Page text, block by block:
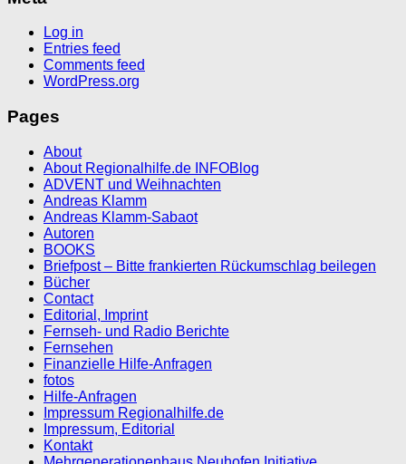
Log in
Entries feed
Comments feed
WordPress.org
Pages
About
About Regionalhilfe.de INFOBlog
ADVENT und Weihnachten
Andreas Klamm
Andreas Klamm-Sabaot
Autoren
BOOKS
Briefpost – Bitte frankierten Rückumschlag beilegen
Bücher
Contact
Editorial, Imprint
Fernseh- und Radio Berichte
Fernsehen
Finanzielle Hilfe-Anfragen
fotos
Hilfe-Anfragen
Impressum Regionalhilfe.de
Impressum, Editorial
Kontakt